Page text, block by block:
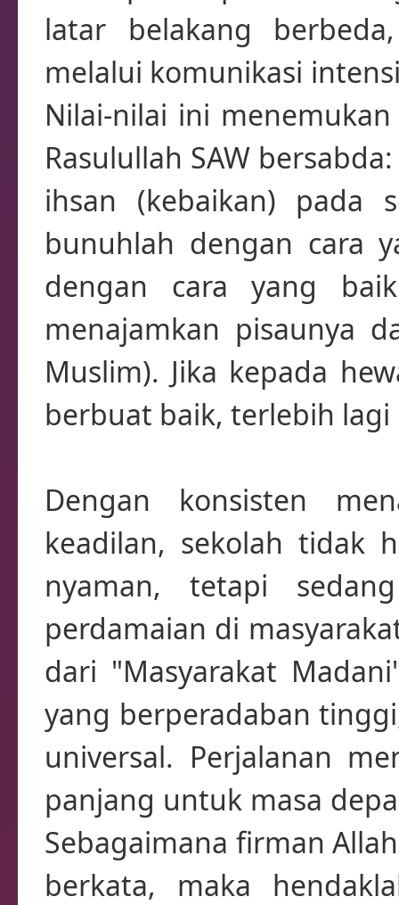
latar belakang
melalui komunikasi
Nilai-nilai ini
Rasulullah SAW
ihsan (kebaikan) pada
bunuhlah dengan cara
dengan cara yang
menajamkan pisaunya
Muslim). Jika kepada
berbuat baik, terlebih
Dengan konsisten
keadilan, sekolah tidak
nyaman, tetapi
perdamaian di
dari "Masyarakat
yang berperadaban
universal. Perjalanan
panjang untuk masa
Sebagaimana firman
berkata, maka